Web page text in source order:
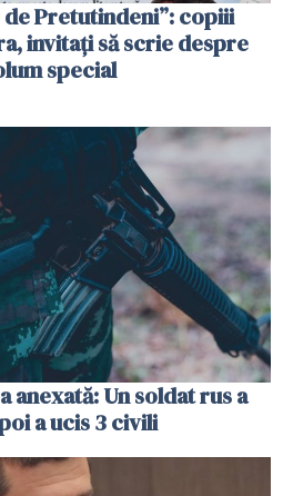
Pretutindeni”: copiii
invitați să scrie despre
special
anexată: Un soldat rus a
a ucis 3 civili